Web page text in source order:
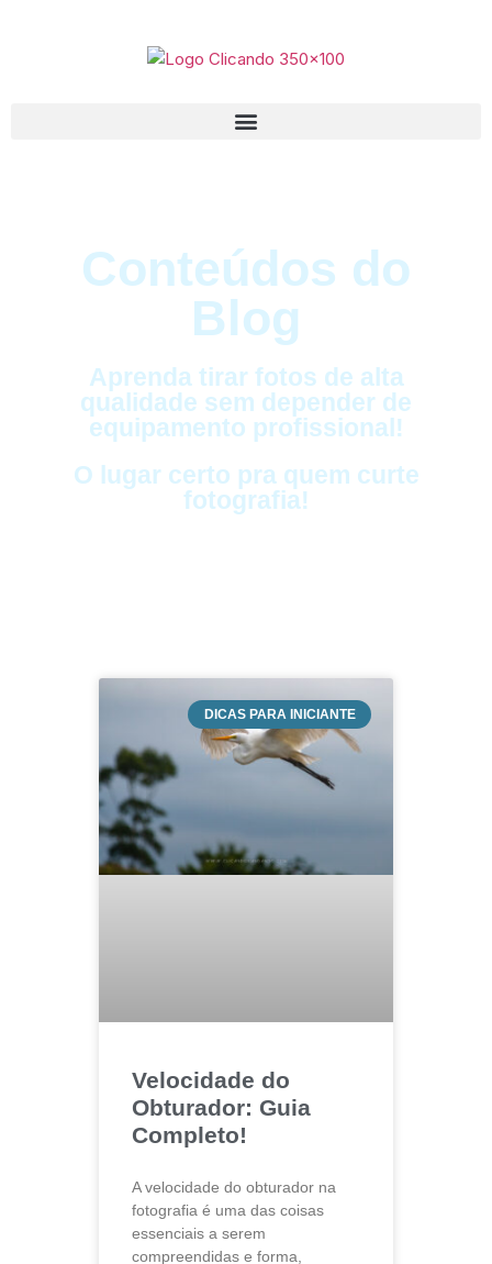
Conteúdos do
Blog
Aprenda tirar fotos de alta
qualidade sem depender de
equipamento profissional!
O lugar certo pra quem curte
fotografia!
DICAS PARA INICIANTE
Velocidade do
Obturador: Guia
Completo!
A velocidade do obturador na
fotografia é uma das coisas
essenciais a serem
compreendidas e forma,